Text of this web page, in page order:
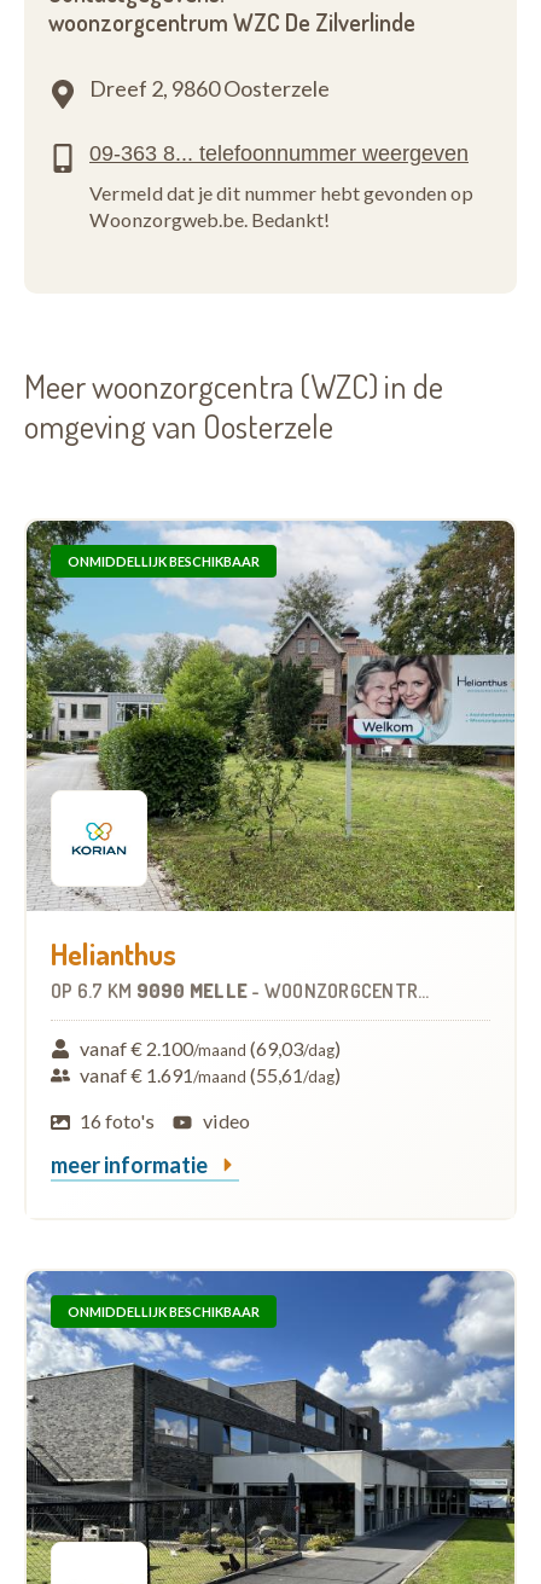
woonzorgcentrum WZC De Zilverlinde
Dreef 2, 9860 Oosterzele
Vermeld dat je dit nummer hebt gevonden op
Woonzorgweb.be. Bedankt!
Meer woonzorgcentra (WZC) in de
omgeving van Oosterzele
ONMIDDELLIJK BESCHIKBAAR
Helianthus
OP 6.7 KM 9090 MELLE - WOONZORGCENTRUM (WZC)
vanaf € 2.100/maand (69,03/dag)
vanaf € 1.691/maand (55,61/dag)
16 foto's
video
meer informatie
ONMIDDELLIJK BESCHIKBAAR